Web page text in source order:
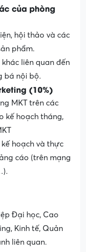
của phòng
hội thảo và các
phẩm.
liên quan đến
bá nội bộ.
(10%)
MKT trên các
kế hoạch tháng,
hoạch và thực
cáo (trên mạng
Đại học, Cao
Kinh tế, Quản
liên quan.